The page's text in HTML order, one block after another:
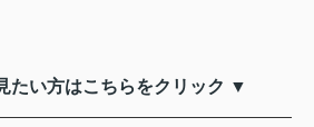
たい方はこちらをクリック ▼